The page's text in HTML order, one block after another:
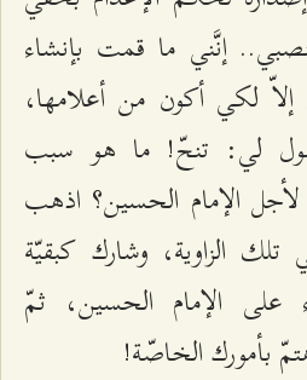
إنَّني ما قمت بإنشاء
إلاّ لكي أكون من أعلامها،
لي: تنحّ! ما هو سبب
الإمام الحسين؟ اذهب
الزاوية، وشارك كبقيّة
على الإمام الحسين، ثمّ
بأمورك الخاصّة!